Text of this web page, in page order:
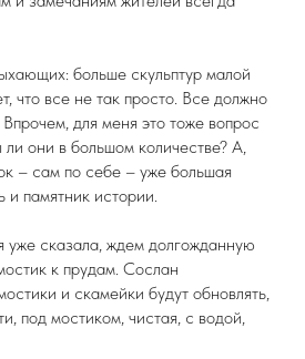
больше скульптур малой
что все не так просто. Все должно
для меня это тоже вопрос
они в большом количестве? А,
– сам по себе – уже большая
и памятник истории.
уже сказала, ждем долгожданную
к прудам. Сослан
и скамейки будут обновлять,
под мостиком, чистая, с водой,